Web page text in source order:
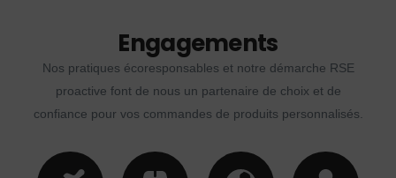
Engagements
Nos pratiques écoresponsables et notre démarche RSE
proactive font de nous un partenaire de choix et de
confiance pour vos commandes de produits personnalisés.